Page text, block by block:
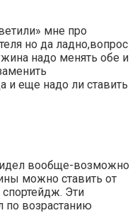
мне про
но да ладно,вопрос
надо менять обе и
и еще надо ли ставить
вообще-возможно
можно ставить от
спортейдж. Эти
по возрастанию